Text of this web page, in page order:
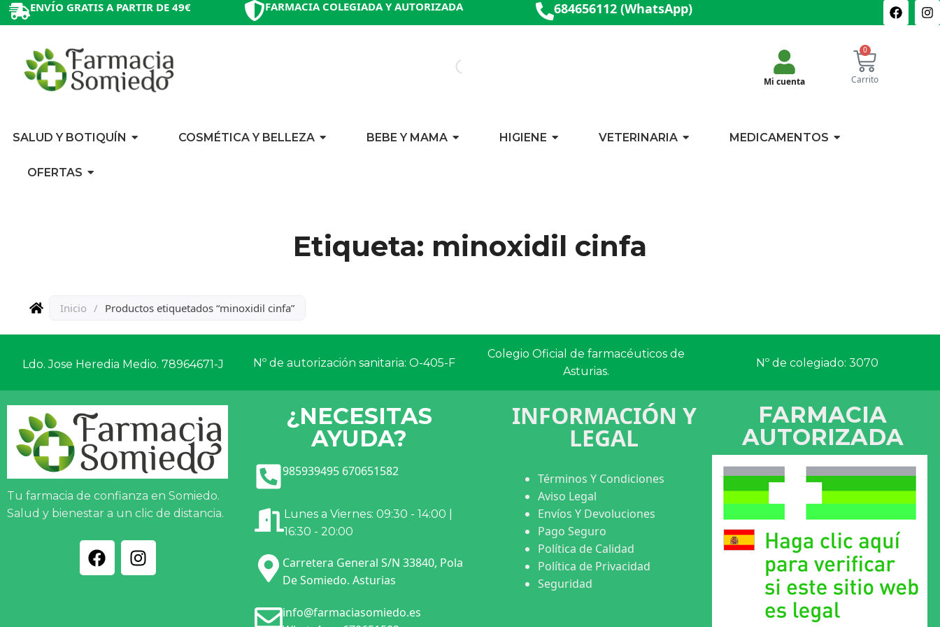
ENVÍO GRATIS A PARTIR DE 49€ FARMACIA COLEGIADA Y AUTORIZADA 684656112 (WhatsApp)
Mi cuenta
0
Carrito
SALUD Y BOTIQUÍN COSMÉTICA Y BELLEZA BEBE Y MAMA HIGIENE VETERINARIA MEDICAMENTOS
OFERTAS
Etiqueta: minoxidil cinfa
Inicio / Productos etiquetados “minoxidil cinfa”
Ldo. Jose Heredia Medio. 78964671-J Nº de autorización sanitaria: O-405-F
Colegio Oficial de farmacéuticos de
Asturias.
Nº de colegiado: 3070
Tu farmacia de confianza en Somiedo.
Salud y bienestar a un clic de distancia.
¿NECESITAS
AYUDA?
985939495 670651582
Lunes a Viernes: 09:30 - 14:00 |
16:30 - 20:00
Carretera General S/N 33840, Pola
De Somiedo. Asturias
info@farmaciasomiedo.es
INFORMACIÓN Y
LEGAL
Términos Y Condiciones
Aviso Legal
Envíos Y Devoluciones
Pago Seguro
Política de Calidad
Política de Privacidad
Seguridad
FARMACIA
AUTORIZADA